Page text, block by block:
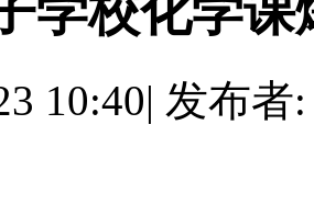
学校化学
10:40| 发布者